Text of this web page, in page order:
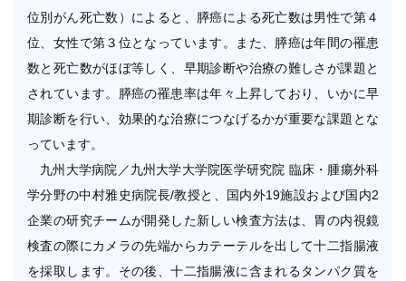
本院の先進医療
内視鏡外科手術
最新の歯科治療
サイトマップ
サイトポリシー
位別がん死亡数）によると、膵癌による死亡数は男性で第４
位、女性で第３位となっています。また、膵癌は年間の罹患
数と死亡数がほぼ等しく、早期診断や治療の難しさが課題と
されています。膵癌の罹患率は年々上昇しており、いかに早
期診断を行い、効果的な治療につなげるかが重要な課題とな
っています。
九州大学病院／九州大学大学院医学研究院 臨床・腫瘍外科
学分野の中村雅史病院長/教授と、国内外19施設および国内2
企業の研究チームが開発した新しい検査方法は、胃の内視鏡
検査の際にカメラの先端からカテーテルを出して十二指腸液
を採取します。その後、十二指腸液に含まれるタンパク質を